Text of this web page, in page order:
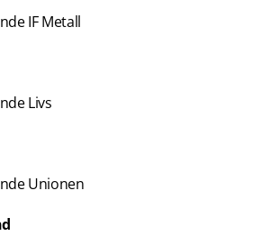
IF Metall
Livs
Unionen